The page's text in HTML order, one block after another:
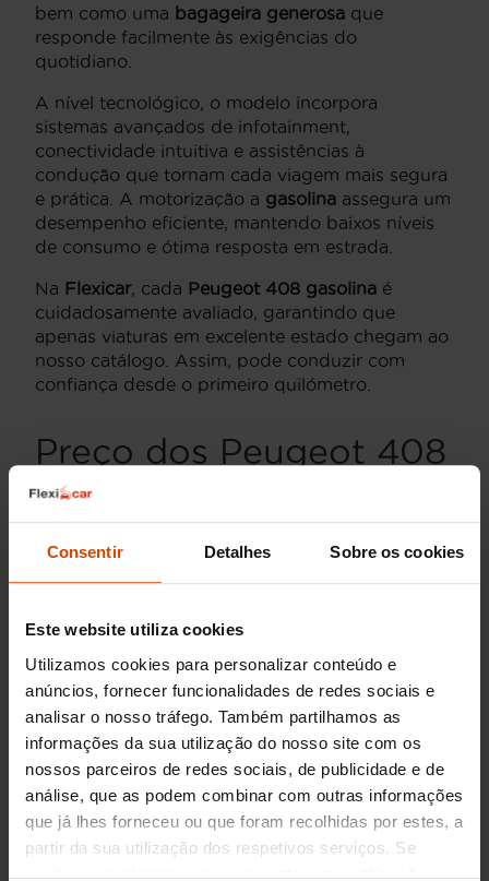
Consentir Detalhes Sobre os cookies
Este website utiliza cookies
Utilizamos cookies para personalizar conteúdo e
anúncios, fornecer funcionalidades de redes sociais e
analisar o nosso tráfego. Também partilhamos as
informações da sua utilização do nosso site com os
nossos parceiros de redes sociais, de publicidade e de
análise, que as podem combinar com outras informações
que já lhes forneceu ou que foram recolhidas por estes, a
partir da sua utilização dos respetivos serviços. Se
aceitar, consideramos que consente a sua utilização.
bem como uma bagageira generosa que
responde facilmente às exigências do
quotidiano.
A nível tecnológico, o modelo incorpora
sistemas avançados de infotainment,
conectividade intuitiva e assistências à
condução que tornam cada viagem mais segura
e prática. A motorização a gasolina assegura um
desempenho eficiente, mantendo baixos níveis
de consumo e ótima resposta em estrada.
Na Flexicar, cada Peugeot 408 gasolina é
cuidadosamente avaliado, garantindo que
apenas viaturas em excelente estado chegam ao
nosso catálogo. Assim, pode conduzir com
confiança desde o primeiro quilómetro.
Preço dos Peugeot 408
gasolina usados
OPeugeot 408 gasolinaoferece uma
preços variam geralmente entre
25.000€ , dependendo do ano, da
quilometragem e do estado de conservação.
Esta amplitude permite encontrar opções
ajustadas a diferentes orçamentos e
necessidades.
Porque comprar um Peugeot
408 gasolina com a Flexicar?